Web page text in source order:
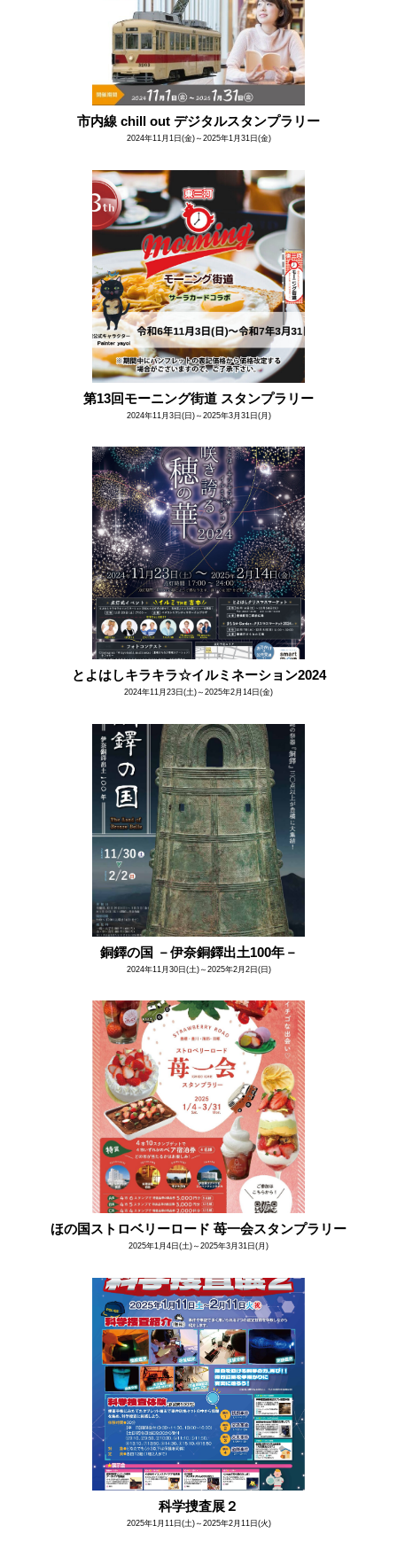
市内線 chill out デジタルスタンプラリー
2024年11月1日(金)～2025年1月31日(金)
第13回モーニング街道 スタンプラリー
2024年11月3日(日)～2025年3月31日(月)
とよはしキラキラ☆イルミネーション2024
2024年11月23日(土)～2025年2月14日(金)
銅鐸の国 －伊奈銅鐸出土100年－
2024年11月30日(土)～2025年2月2日(日)
ほの国ストロベリーロード 苺一会スタンプラリー
2025年1月4日(土)～2025年3月31日(月)
科学捜査展２
2025年1月11日(土)～2025年2月11日(火)